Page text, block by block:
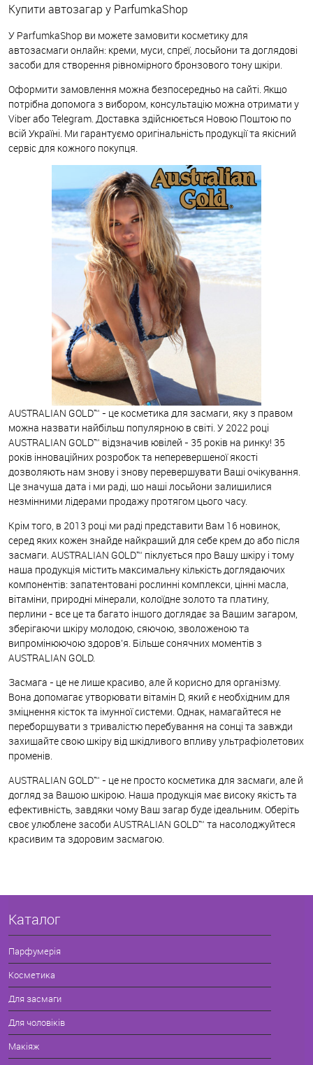
Купити автозагар у ParfumkaShop
У ParfumkaShop ви можете замовити косметику для
автозасмаги онлайн: креми, муси, спреї, лосьйони та доглядові
засоби для створення рівномірного бронзового тону шкіри.
Оформити замовлення можна безпосередньо на сайті. Якщо
потрібна допомога з вибором, консультацію можна отримати у
Viber або Telegram. Доставка здійснюється Новою Поштою по
всій Україні. Ми гарантуємо оригінальність продукції та якісний
сервіс для кожного покупця.
AUSTRALIAN GOLD™ - це косметика для засмаги, яку з правом
можна назвати найбільш популярною в світі. У 2022 році
AUSTRALIAN GOLD™ відзначив ювілей - 35 років на ринку! 35
років інноваційних розробок та неперевершеної якості
дозволяють нам знову і знову перевершувати Ваші очікування.
Це значуща дата і ми раді, що наші лосьйони залишилися
незмінними лідерами продажу протягом цього часу.
Крім того, в 2013 році ми раді представити Вам 16 новинок,
серед яких кожен знайде найкращий для себе крем до або після
засмаги. AUSTRALIAN GOLD™ піклується про Вашу шкіру і тому
наша продукція містить максимальну кількість доглядаючих
компонентів: запатентовані рослинні комплекси, цінні масла,
вітаміни, природні мінерали, колоїдне золото та платину,
перлини - все це та багато іншого доглядає за Вашим загаром,
зберігаючи шкіру молодою, сяючою, зволоженою та
випромінюючою здоров'я. Більше сонячних моментів з
AUSTRALIAN GOLD.
Засмага - це не лише красиво, але й корисно для організму.
Вона допомагає утворювати вітамін D, який є необхідним для
зміцнення кісток та імунної системи. Однак, намагайтеся не
переборщувати з тривалістю перебування на сонці та завжди
захищайте свою шкіру від шкідливого впливу ультрафіолетових
променів.
AUSTRALIAN GOLD™ - це не просто косметика для засмаги, але й
догляд за Вашою шкірою. Наша продукція має високу якість та
ефективність, завдяки чому Ваш загар буде ідеальним. Оберіть
своє улюблене засоби AUSTRALIAN GOLD™ та насолоджуйтеся
красивим та здоровим засмагою.
Каталог
Парфумерія
Косметика
Для засмаги
Для чоловіків
Макіяж